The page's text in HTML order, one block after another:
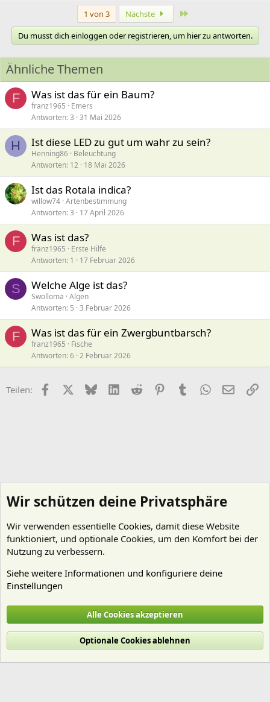
1 von 3 Nächste
Du musst dich einloggen oder registrieren, um hier zu antworten.
Ähnliche Themen
F Was ist das für ein Baum?
franz1965
Emers
Antworten 3 31 Mai 2026
H Ist diese LED zu gut um wahr zu sein?
Henning86 Beleuchtung
Antworten 12 18 Mai 2026
Ist das Rotala indica?
willow74 Artenbestimmung
Antworten 3 17 April 2026
F Was ist das?
franz1965
Erste Hilfe
Antworten 1 17 Februar 2026
S Welche Alge ist das?
Swolloma Algen
Antworten 5 3 Februar 2026
F Was ist das für ein Zwergbuntbarsch?
franz1965
Fische
Antworten 6 2 Februar 2026
Teilen: FacebookX (Twitter)
BlueskyLinkedIn
Reddit PinterestTumblr WhatsApp
E-Mail
Cookies
Deutsch (Du)
Nutzungsbedingungen
Datenschutz Hilfe und Impressum
R
Wir schützen deine Privatsphäre
Wir verwenden essentielle Cookies, damit diese Website
funktioniert, und optionale Cookies, um den Komfort bei der
Nutzung zu verbessern.
Siehe weitere Informationen und konfiguriere deine
Einstellungen
Alle Cookies akzeptieren
Optionale Cookies ablehnen